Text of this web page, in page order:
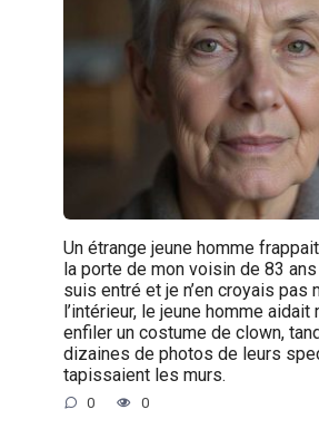
Un étrange jeune homme
la porte de mon voisin de 83 ans
suis entré et je n’en croyais pas
l’intérieur, le jeune homme aidait
enfiler un costume de clown,
dizaines de photos de leurs
tapissaient les murs.
0 0